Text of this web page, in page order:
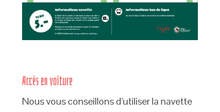
Accès en voiture
Nous vous conseillons d’utiliser la navette